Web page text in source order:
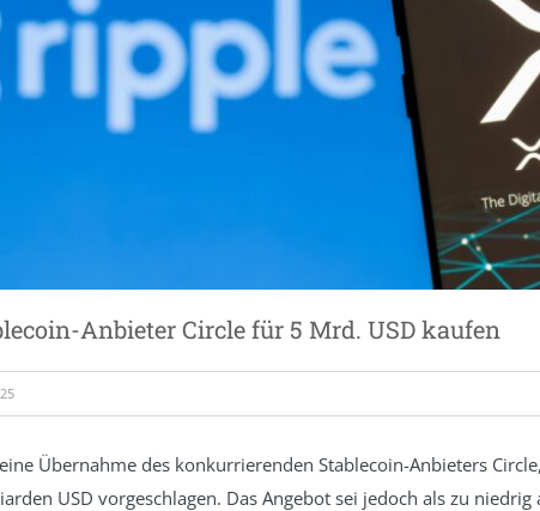
Anbieter Circle für 5 Mrd. USD kaufen
Übernahme des konkurrierenden Stablecoin-Anbieters
USD vorgeschlagen. Das Angebot sei jedoch als zu